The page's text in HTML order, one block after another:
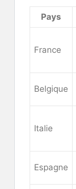
Pays
France
Belgique
Italie
Espagne